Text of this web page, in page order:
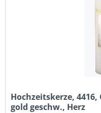
Hochzeitskerze,
gold geschw., Herz